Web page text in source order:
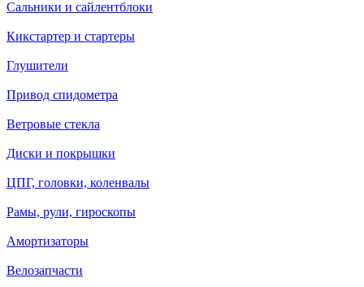
Сальники и сайлентблоки
Кикстартер и стартеры
Глушители
Привод спидометра
Ветровые стекла
Диски и покрышки
ЦПГ, головки, коленвалы
Рамы, рули, гироскопы
Амортизаторы
Велозапчасти